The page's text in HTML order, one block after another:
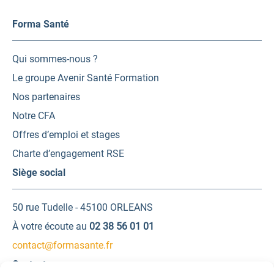
Forma Santé
Qui sommes-nous ?
Le groupe Avenir Santé Formation
Nos partenaires
Notre CFA
Offres d’emploi et stages
Charte d’engagement RSE
Siège social
50 rue Tudelle - 45100 ORLEANS
À votre écoute au 02 38 56 01 01
contact@formasante.fr
Contactez-nous